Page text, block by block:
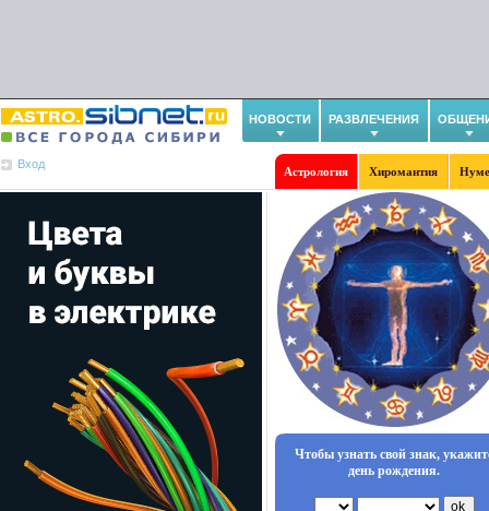
НОВОСТИ РАЗВЛЕЧЕНИЯ
Вход
Астрология Хиромантия
Чтобы узнать свой знак,
день рождения.